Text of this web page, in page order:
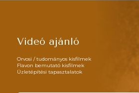
Videó ajánló
Orvosi / tudományos kisfilmek
Flavon bemutató kisfilmek
Üzletépítési tapasztalatok